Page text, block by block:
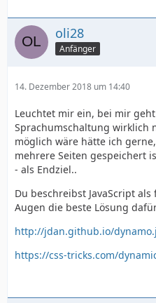
oli28
Anfänger
14. Dezember 2018 um 14:40
Leuchtet mir ein, bei mir
Sprachumschaltung wirklich
möglich wäre hätte ich
mehrere Seiten gespeichert
- als Endziel..
Du beschreibst JavaScript
Augen die beste Lösung
http://jdan.github.io/
https://css-tricks.com/